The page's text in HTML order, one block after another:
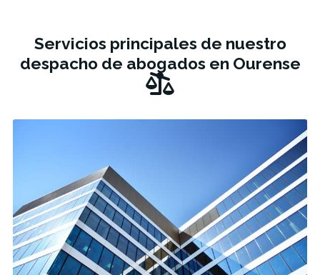
Servicios principales de nuestro
despacho de abogados en Ourense